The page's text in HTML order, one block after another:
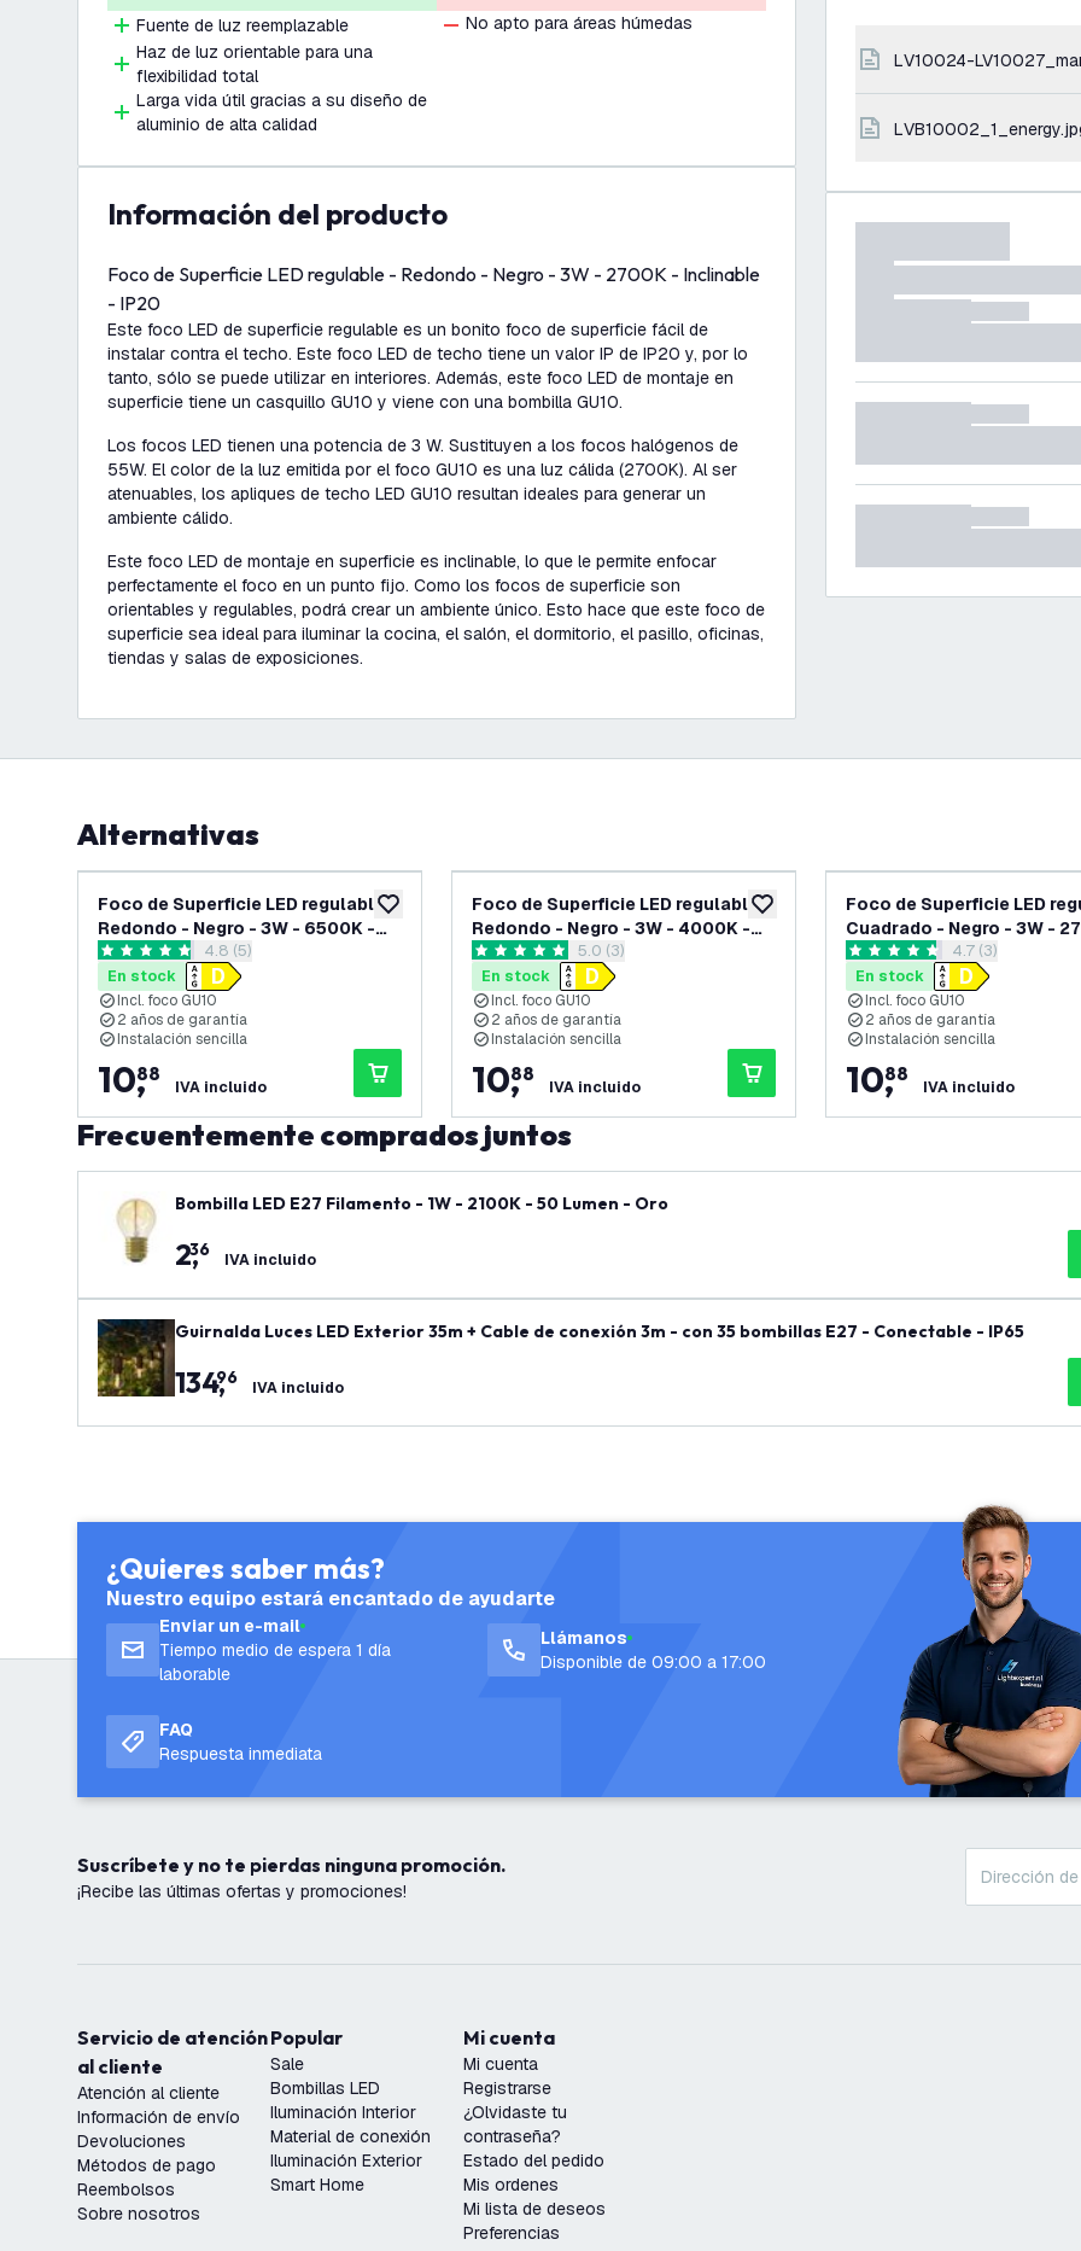
Fuente de luz reemplazable
Haz de luz orientable para una
flexibilidad total
Larga vida útil gracias a su diseño de
aluminio de alta calidad
No apto para áreas húmedas
información del producto
Foco de Superficie LED regulable - Redondo - Negro - 3W - 2700K - Inclinable
- IP20
Este foco LED de superficie regulable es un bonito foco de superficie fácil de
instalar contra el techo. Este foco LED de techo tiene un valor IP de IP20 y, por lo
tanto, sólo se puede utilizar en interiores. Además, este foco LED de montaje en
superficie tiene un casquillo GU10 y viene con una bombilla GU10.
Los focos LED tienen una potencia de 3 W. Sustituyen a los focos halógenos de
55W. El color de la luz emitida por el foco GU10 es una luz cálida (2700K). Al ser
atenuables, los apliques de techo LED GU10 resultan ideales para generar un
ambiente cálido.
Este foco LED de montaje en superficie es inclinable, lo que le permite enfocar
perfectamente el foco en un punto fijo. Como los focos de superficie son
orientables y regulables, podrá crear un ambiente único. Esto hace que este foco de
superficie sea ideal para iluminar la cocina, el salón, el dormitorio, el pasillo, oficinas,
tiendas y salas de exposiciones.
LV10024-
Alternativas
añadir a lista de deseos
Foco de Superficie LED regulable -
Redondo - Negro - 3W - 6500K -
Inclinable - IP20abrir el panel de reseñas
4.8 estrellas de puntuación
4.8 (5)
En stock
Incl. foco GU10
2 años de garantía
Instalación sencilla
10,
88
IVA incluido
añadir a lista de deseos
Foco de Superficie LED regulable -
Redondo - Negro - 3W - 4000K -
Inclinable - IP20abrir el panel de reseñas
5 estrellas de puntuación
5.0 (3)
En stock
Incl. foco GU10
2 años de garantía
Instalación sencilla
10,
88
IVA incluido
Foco de Superficie LED
Cuadrado - Negro - 3W -
Inclinable - IP20abrir el panel de
4.7 estrellas de puntuación
4.7 (3)
En stock
Incl. foco GU10
2 años de garantía
Instalación sencilla
10,
88
IVA incluido
Frecuentemente comprados juntos
Bombilla LED E27 Filamento - 1W - 2100K - 50 Lumen - Oro
2,
36 IVA incluido
Guirnalda Luces LED Exterior 35m + Cable de conexión 3m - con 35 bombillas E27 - Conectable - IP65
134,
96 IVA incluido
¿Quieres saber más?
Nuestro equipo estará encantado de ayudarte
Enviar un e-mail
Tiempo medio de espera 1 día
laborable
Llámanos
Disponible de 09:00 a 17:00
FAQ
Respuesta inmediata
Suscríbete y no te pierdas ninguna promoción.
¡Recibe las últimas ofertas y promociones!
Servicio de atención
al cliente
Atención al cliente
Información de envío
Devoluciones
Métodos de pago
Reembolsos
Sobre nosotros
Popular
Sale
Bombillas LED
Iluminación Interior
Material de conexión
Iluminación Exterior
Smart Home
Mi cuenta
Mi cuenta
Registrarse
¿Olvidaste tu
contraseña?
Estado del pedido
Mis ordenes
Mi lista de deseos
Preferencias